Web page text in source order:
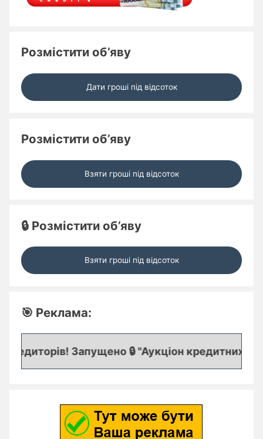
Розмістити об’яву
Дати гроші під відсоток
Розмістити об’яву
Взяти гроші під відсоток
🔒 Розмістити об’яву
Взяти гроші під відсоток
🎯 Реклама:
Запущено 🔒 "Аукціон кредитних